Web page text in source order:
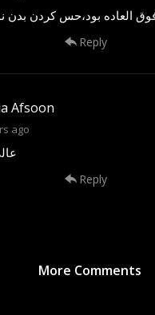
Reply
Afsoon
ago
Reply
More Comments